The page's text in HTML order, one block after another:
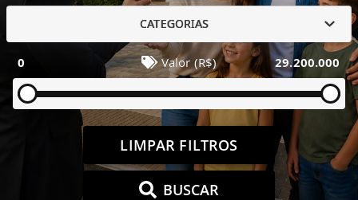
CATEGORIAS
0 Valor (R$) 29.200.000
LIMPAR FILTROS
BUSCAR